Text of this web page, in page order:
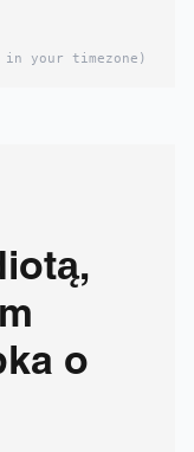
in your timezone)
o